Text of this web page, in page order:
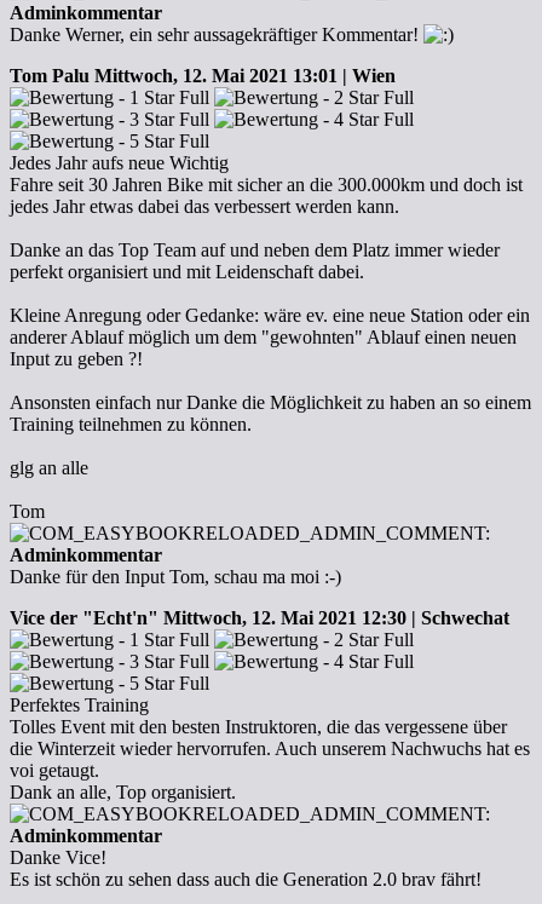
Adminkommentar
Danke Werner, ein sehr aussagekräftiger Kommentar!
Tom Palu Mittwoch, 12. Mai 2021 13:01 | Wien
Jedes Jahr aufs neue Wichtig
Fahre seit 30 Jahren Bike mit sicher an die 300.000km und doch ist
jedes Jahr etwas dabei das verbessert werden kann.
Danke an das Top Team auf und neben dem Platz immer wieder
perfekt organisiert und mit Leidenschaft dabei.
Kleine Anregung oder Gedanke: wäre ev. eine neue Station oder ein
anderer Ablauf möglich um dem "gewohnten" Ablauf einen neuen
Input zu geben ?!
Ansonsten einfach nur Danke die Möglichkeit zu haben an so einem
Training teilnehmen zu können.
glg an alle
Tom
Adminkommentar
Danke für den Input Tom, schau ma moi :-)
Vice der "Echt'n" Mittwoch, 12. Mai 2021 12:30 | Schwechat
Perfektes Training
Tolles Event mit den besten Instruktoren, die das vergessene über
die Winterzeit wieder hervorrufen. Auch unserem Nachwuchs hat es
voi getaugt.
Dank an alle, Top organisiert.
Adminkommentar
Danke Vice!
Es ist schön zu sehen dass auch die Generation 2.0 brav fährt!